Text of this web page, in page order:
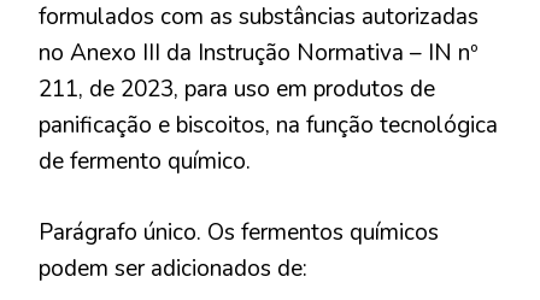
formulados com as substâncias autorizadas
no Anexo III da Instrução Normativa – IN nº
211, de 2023, para uso em produtos de
panificação e biscoitos, na função tecnológica
de fermento químico.
Parágrafo único. Os fermentos químicos
podem ser adicionados de: